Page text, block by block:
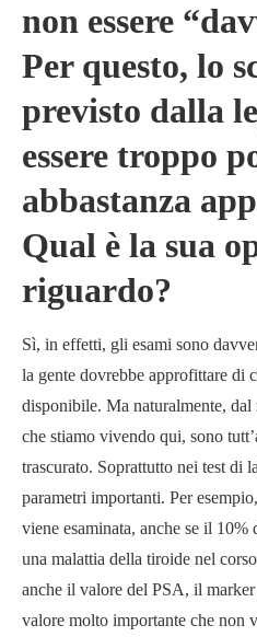
non essere
Per questo, lo
previsto dalla
essere troppo
abbastanza
Qual è la sua
riguardo?
Sì, in effetti, gli esami sono
la gente dovrebbe approfittare di
disponibile. Ma naturalmente,
che stiamo vivendo qui, sono
trascurato. Soprattutto nei test di
parametri importanti. Per
viene esaminata, anche se il
una malattia della tiroide nel
anche il valore del PSA, il
valore molto importante che non